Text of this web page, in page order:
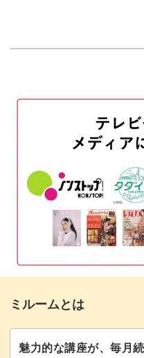
今回は肌に馴染みやすい
したが、グリーンやパー
グラデーションの入れ方
ど、お客さまの好みやお
ださいね♪
ぜひこの機会にグラデー
得して、サロンワークで
ベースカラーを塗布す
グラデーションをつく
濃淡をつける
パーツやラメで華やか
削りを入れる
ミラーを入れる
ノンワイプでコーティ
まとめ
ミルームとは
魅力的な講座が、毎月